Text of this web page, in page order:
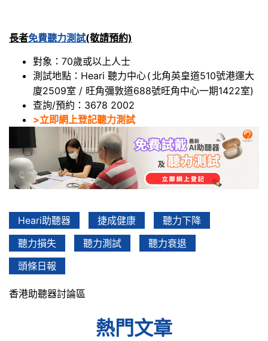
長者免費聽力測試(敬請預約)
對象：70歲或以上人士
測試地點：Heari 聽力中心( 北角英皇道510號港運大
廈2509室 / 旺角彌敦道688號旺角中心一期1422室)
查詢/預約：3678 2002
>立即網上登記聽力測試
Heari助聽器 捷成健康
聽力下降
聽力損失
聽力測試
聽力衰退
頭條日報
香港助聽器討論區
熱門文章